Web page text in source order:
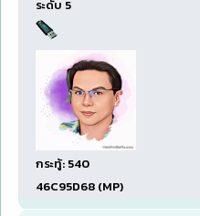
ระดับ 5
กระทู้: 540
46C95D68 (MP)